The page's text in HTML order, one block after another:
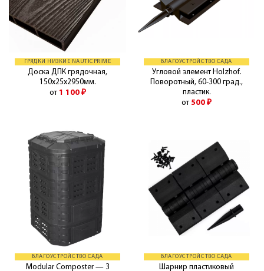
ГРЯДКИ НИЗКИЕ NAUTICPRIME
Доска ДПК грядочная,
150х25х2950мм.
от 1 100 ₽
БЛАГОУСТРОЙСТВО САДА
Угловой элемент Holzhof.
Поворотный, 60-300 град.,
пластик.
от 500 ₽
БЛАГОУСТРОЙСТВО САДА
Modular Composter — 3
БЛАГОУСТРОЙСТВО САДА
Шарнир пластиковый